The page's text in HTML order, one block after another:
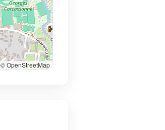
© OpenStreetMap